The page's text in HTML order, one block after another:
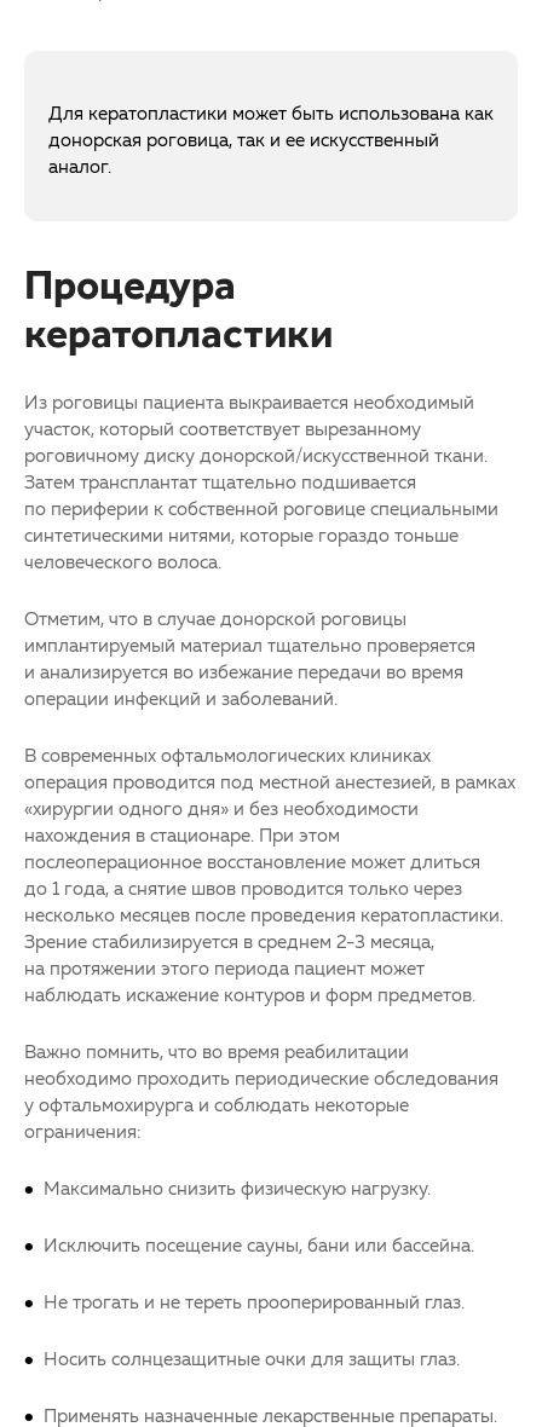
Для кератопластики может быть использована как
донорская роговица, так и ее искусственный
аналог.
Процедура
кератопластики
Из роговицы пациента выкраивается необходимый
участок, который соответствует вырезанному
роговичному диску донорской/искусственной ткани.
Затем трансплантат тщательно подшивается
по периферии к собственной роговице специальными
синтетическими нитями, которые гораздо тоньше
человеческого волоса.
Отметим, что в случае донорской роговицы
имплантируемый материал тщательно проверяется
и анализируется во избежание передачи во время
операции инфекций и заболеваний.
В современных офтальмологических клиниках
операция проводится под местной анестезией, в рамках
«хирургии одного дня» и без необходимости
нахождения в стационаре. При этом
послеоперационное восстановление может длиться
до 1 года, а снятие швов проводится только через
несколько месяцев после проведения кератопластики.
Зрение стабилизируется в среднем 2-3 месяца,
на протяжении этого периода пациент может
наблюдать искажение контуров и форм предметов.
Важно помнить, что во время реабилитации
необходимо проходить периодические обследования
у офтальмохирурга и соблюдать некоторые
ограничения:
Максимально снизить физическую нагрузку.
Исключить посещение сауны, бани или бассейна.
Не трогать и не тереть прооперированный глаз.
Носить солнцезащитные очки для защиты глаз.
Применять назначенные лекарственные препараты.